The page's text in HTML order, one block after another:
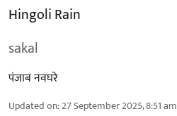
Hingoli Rain
sakal
पंजाब नवघरे
Updated on:27 September 2025, 8:51 am